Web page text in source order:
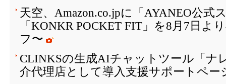
天空、Amazon.co.jpに「AYANEO公式
「KONKR POCKET FIT」を8月7日よ
フ〜
CLINKSの生成AIチャットツール「ナ
介代理店として導入支援サポートペー